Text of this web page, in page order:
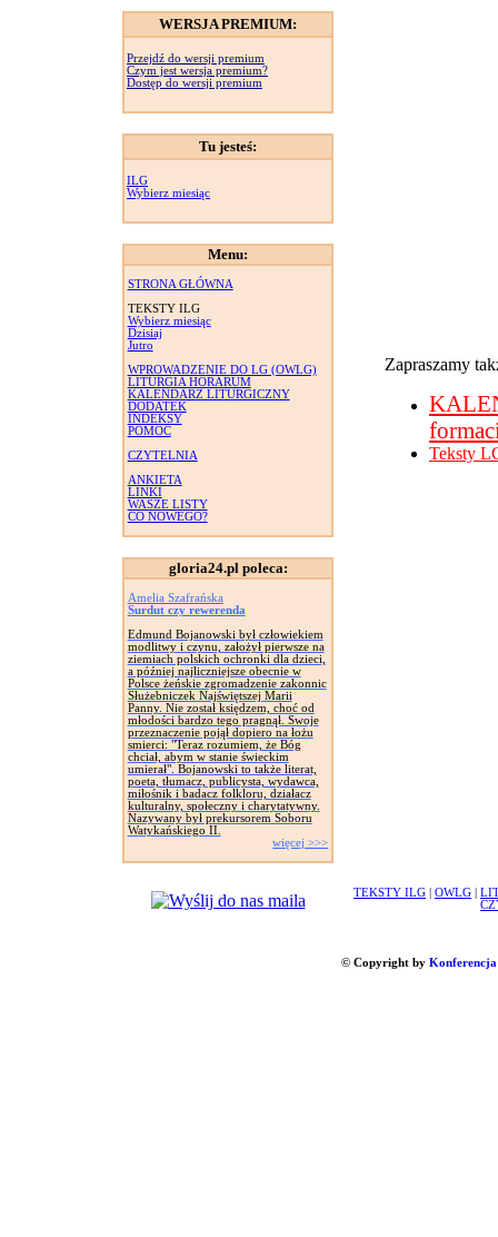
WERSJA PREMIUM:
Przejdź do wersji premium
Czym jest wersja premium?
Dostęp do wersji premium
Tu jesteś:
ILG
Wybierz miesiąc
Menu:
STRONA GŁÓWNA
TEKSTY ILG
Wybierz miesiąc
Dzisiaj
Jutro
WPROWADZENIE DO LG (OWLG)
LITURGIA HORARUM
KALENDARZ LITURGICZNY
DODATEK
INDEKSY
POMOC
CZYTELNIA
ANKIETA
LINKI
WASZE LISTY
CO NOWEGO?
gloria24.pl poleca:
Amelia Szafrańska
Surdut czy rewerenda
Edmund Bojanowski był człowiekiem
modlitwy i czynu, założył pierwsze na
ziemiach polskich ochronki dla dzieci,
a później najliczniejsze obecnie w
Polsce żeńskie zgromadzenie zakonnic
Służebniczek Najświętszej Marii
Panny. Nie został księdzem, choć od
młodości bardzo tego pragnął. Swoje
przeznaczenie pojął dopiero na łożu
smierci: "Teraz rozumiem, że Bóg
chciał, abym w stanie świeckim
umierał". Bojanowski to także literat,
poeta, tłumacz, publicysta, wydawca,
miłośnik i badacz folkloru, działacz
kulturalny, społeczny i charytatywny.
Nazywany był prekursorem Soboru
Watykańskiego II.
więcej >>>
Zapraszamy
Teksty
TEKSTY ILG OWLG
© Copyright by Konferencja